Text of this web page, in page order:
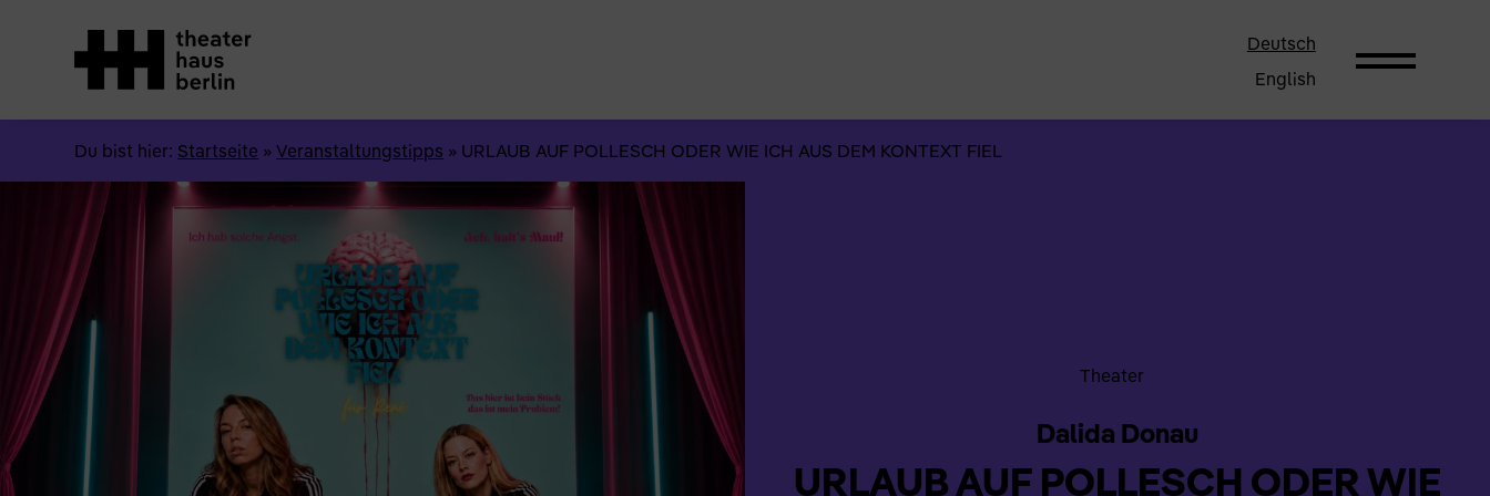
Deutsch
English
Du bist hier: Startseite »Veranstaltungstipps » URLAUB AUF POLLESCH ODER WIE ICH AUS DEM KONTEXT FIEL
Theater
Dalida Donau
URLAUB AUF POLLESCH ODER WIE